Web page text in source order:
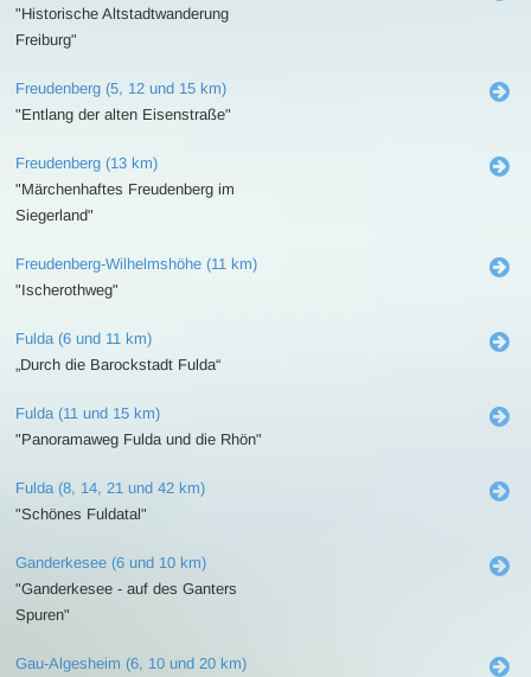
"Historische Altstadtwanderung
Freiburg"
Freudenberg (5, 12 und 15 km)
"Entlang der alten Eisenstraße"
Freudenberg (13 km)
"Märchenhaftes Freudenberg im
Siegerland"
Freudenberg-Wilhelmshöhe (11 km)
"Ischerothweg"
Fulda (6 und 11 km)
„Durch die Barockstadt Fulda“
Fulda (11 und 15 km)
"Panoramaweg Fulda und die Rhön"
Fulda (8, 14, 21 und 42 km)
"Schönes Fuldatal"
Ganderkesee (6 und 10 km)
"Ganderkesee - auf des Ganters
Spuren"
Gau-Algesheim (6, 10 und 20 km)